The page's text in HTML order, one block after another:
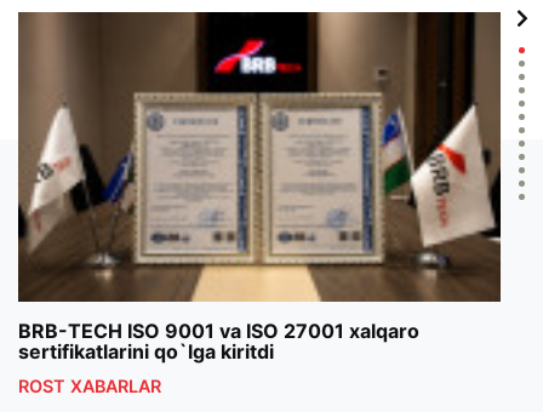
BRB-TECH ISO 9001 va ISO 27001 xalqaro
sertifikatlarini qo`lga kiritdi
ROST XABARLAR